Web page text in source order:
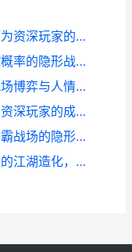
暗区突围角色属性怎么加，副标题为资深玩家的实战加点心得
**金铲铲之战牌库数量机制，掌控概率的隐形战场**
**三国志战略版俘虏系统规则，战场博弈与人情世故的试炼场**
梦幻西游手游门派转换费用解析，资深玩家的成本与策略考量副标题：转换门派的代价与智慧
**三国志战略版士气恢复速度，制霸战场的隐形引擎，副标题，资深玩家揭秘士气掌控之道**
新天龙八部手工装备打造，指尖上的江湖造化，副标题，匠心独运问鼎武林至尊